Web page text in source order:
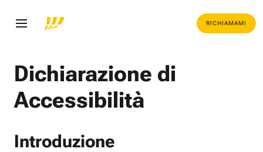
RICHIAMAMI
Dichiarazione di
Accessibilità
Introduzione